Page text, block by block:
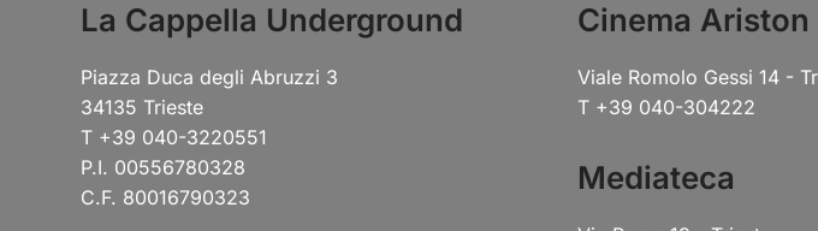
La Cappella Underground
Piazza Duca degli Abruzzi 3
34135 Trieste
T +39 040-3220551
P.I. 00556780328
C.F. 80016790323
Cinema Ariston
Viale Romolo Gessi 14 -
T +39 040-304222
Mediateca